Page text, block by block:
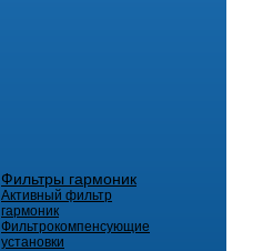
Фильтры гармоник
Активный фильтр
гармоник
Фильтрокомпенсующие
установки